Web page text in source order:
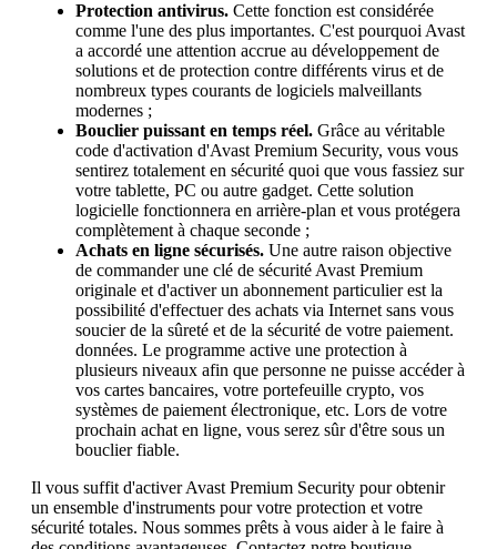
Protection antivirus. Cette fonction est considérée
comme l'une des plus importantes. C'est pourquoi Avast
a accordé une attention accrue au développement de
solutions et de protection contre différents virus et de
nombreux types courants de logiciels malveillants
modernes ;
Bouclier puissant en temps réel. Grâce au véritable
code d'activation d'Avast Premium Security, vous vous
sentirez totalement en sécurité quoi que vous fassiez sur
votre tablette, PC ou autre gadget. Cette solution
logicielle fonctionnera en arrière-plan et vous protégera
complètement à chaque seconde ;
Achats en ligne sécurisés. Une autre raison objective
de commander une clé de sécurité Avast Premium
originale et d'activer un abonnement particulier est la
possibilité d'effectuer des achats via Internet sans vous
soucier de la sûreté et de la sécurité de votre paiement.
données. Le programme active une protection à
plusieurs niveaux afin que personne ne puisse accéder à
vos cartes bancaires, votre portefeuille crypto, vos
systèmes de paiement électronique, etc. Lors de votre
prochain achat en ligne, vous serez sûr d'être sous un
bouclier fiable.
Il vous suffit d'activer Avast Premium Security pour obtenir
un ensemble d'instruments pour votre protection et votre
sécurité totales. Nous sommes prêts à vous aider à le faire à